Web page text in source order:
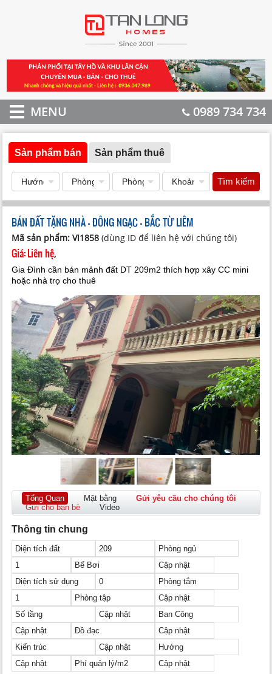
MENU 0989 734 734
Sản phẩm bán Sản phẩm thuê
Tìm kiếm
BÁN ĐẤT TẶNG NHÀ - ĐÔNG NGẠC - BẮC TỪ LIÊM
Mã sản phẩm: VI1858(dùng ID để liên hệ với chúng tôi)
Giá:Liên hệ,
Gia Đình cần bán mảnh đất DT 209m2 thích hợp xây CC mini
hoặc nhà trọ cho thuê
Tổng Quan Mặt bằng
Gửi yêu cầu cho chúng tôi
Gửi cho bạn bè
Video
Thông tin chung
Diện tích đất 209
Phòng ngủ
1
Bể Bơi
Cập nhật
Diện tích sử dụng
0
Phòng tắm
1
Phòng tập
Cập nhật
Số tầng
Cập nhật
Ban Công
Cập nhật
Đồ đạc
Cập nhật
Kiến trúc
Cập nhật
Hướng
Cập nhật
Phí quản lý/m2 Cập nhật